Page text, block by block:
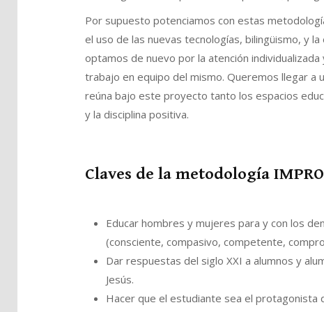
Por supuesto potenciamos con estas
el uso de las nuevas tecnologías, bilingüismo, y
optamos de nuevo por la atención
trabajo en equipo del mismo. Queremos llegar a
reúna bajo este proyecto tanto los espacios
y la disciplina positiva.
Claves de la metodología
Educar hombres y mujeres para y con los
(consciente, compasivo, competente,
Dar respuestas del siglo XXI a alumnos y
Jesús.
Hacer que el estudiante sea el protagonista